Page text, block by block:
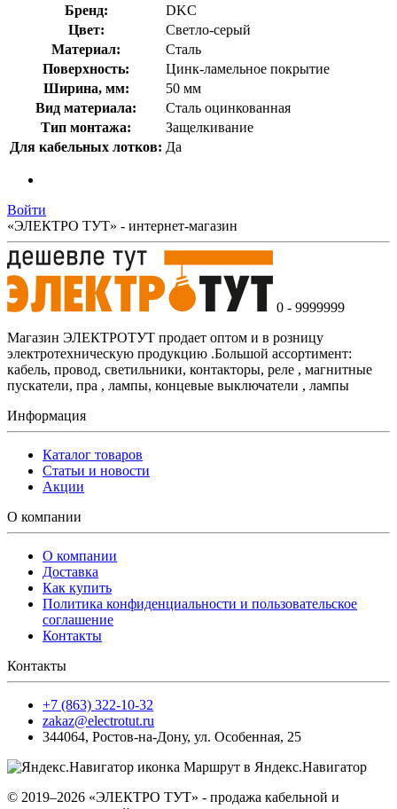
Бренд:
DKC
Цвет:
Светло-серый
Материал:
Сталь
Поверхность:
Цинк-ламельное покрытие
Ширина, мм:
50 мм
Вид материала:
Сталь оцинкованная
Тип монтажа:
Защелкивание
Для кабельных лотков: Да
Войти
«ЭЛЕКТРО ТУТ» - интернет-магазин
0 - 9999999
Магазин ЭЛЕКТРОТУТ продает оптом и в розницу
электротехническую продукцию .Большой ассортимент:
кабель, провод, светильники, контакторы, реле , магнитные
пускатели, пра , лампы, концевые выключатели , лампы
Информация
Каталог товаров
Статьи и новости
Акции
О компании
О компании
Доставка
Как купить
Политика конфиденциальности и пользовательское
соглашение
Контакты
Контакты
+7 (863) 322-10-32
zakaz@electrotut.ru
344064, Ростов-на-Дону, ул. Особенная, 25
Маршрут в Яндекс.Навигатор
© 2019–2026 «ЭЛЕКТРО ТУТ» - продажа кабельной и